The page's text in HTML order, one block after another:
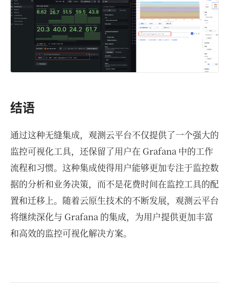
结语
通过这种无缝集成，观测云平台不仅提供了一个强大的
监控可视化工具，还保留了用户在 Grafana 中的工作
流程和习惯。这种集成使得用户能够更加专注于监控数
据的分析和业务决策，而不是花费时间在监控工具的配
置和迁移上。随着云原生技术的不断发展，观测云平台
将继续深化与 Grafana 的集成，为用户提供更加丰富
和高效的监控可视化解决方案。